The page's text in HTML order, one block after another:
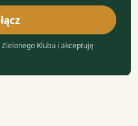
Klubu i akceptuję